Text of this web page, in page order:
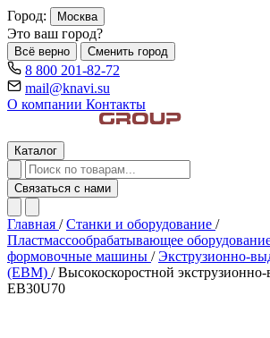
Город: Москва
Это ваш город?
Всё верно Сменить город
8 800 201-82-72
mail@knavi.su
О компании Контакты
Каталог
Связаться с нами
Главная / Станки и оборудование /
Пластмассообрабатывающее
формовочные машины / Экструзионно-
(EBM) / Высокоскоростной
EB30U70